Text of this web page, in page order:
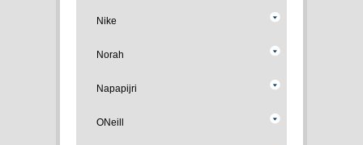
Nike
Norah
Napapijri
ONeill